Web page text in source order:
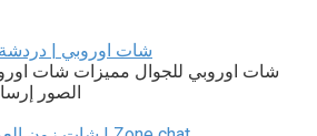
شات اوروبي | دردشة
شات اوروبي للجوال مميزات شات
الصور